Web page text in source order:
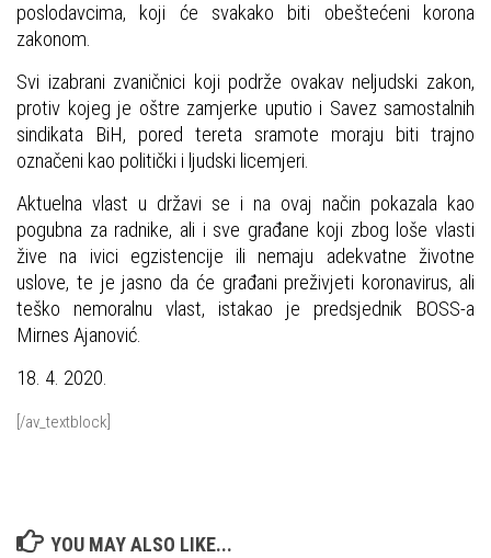
poslodavcima, koji će svakako biti obeštećeni korona
zakonom.
Svi izabrani zvaničnici koji podrže ovakav neljudski zakon,
protiv kojeg je oštre zamjerke uputio i Savez samostalnih
sindikata BiH, pored tereta sramote moraju biti trajno
označeni kao politički i ljudski licemjeri.
Aktuelna vlast u državi se i na ovaj način pokazala kao
pogubna za radnike, ali i sve građane koji zbog loše vlasti
žive na ivici egzistencije ili nemaju adekvatne životne
uslove, te je jasno da će građani preživjeti koronavirus, ali
teško nemoralnu vlast, istakao je predsjednik BOSS-a
Mirnes Ajanović.
18. 4. 2020.
[/av_textblock]
YOU MAY ALSO LIKE...